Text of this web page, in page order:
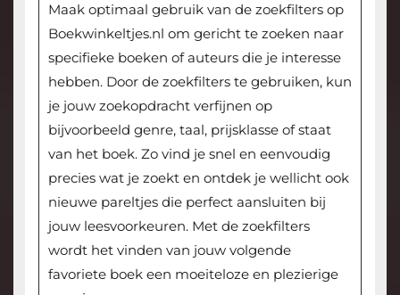
Maak optimaal gebruik van de zoekfilters op
Boekwinkeltjes.nl om gericht te zoeken naar
specifieke boeken of auteurs die je interesse
hebben. Door de zoekfilters te gebruiken, kun
je jouw zoekopdracht verfijnen op
bijvoorbeeld genre, taal, prijsklasse of staat
van het boek. Zo vind je snel en eenvoudig
precies wat je zoekt en ontdek je wellicht ook
nieuwe pareltjes die perfect aansluiten bij
jouw leesvoorkeuren. Met de zoekfilters
wordt het vinden van jouw volgende
favoriete boek een moeiteloze en plezierige